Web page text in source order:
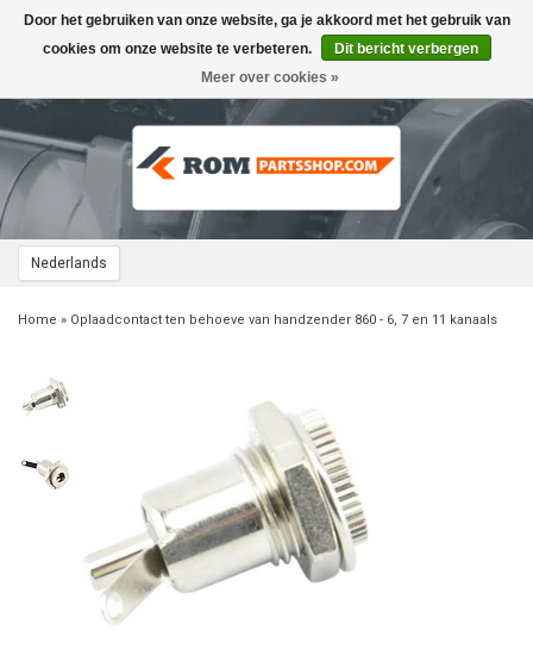
Nederlands
Toggle
navigation
Home » Oplaadcontact ten behoeve van handzender 860 - 6, 7 en 11 kanaals
Door het gebruiken van onze website, ga je akkoord met het gebruik van
cookies om onze website te verbeteren.
Dit bericht verbergen
Meer over cookies »